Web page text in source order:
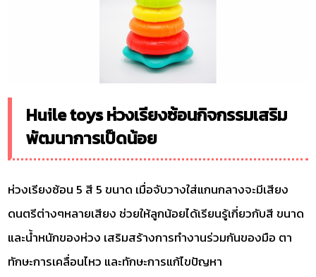
Huile toys ห่วงเรียงซ้อนกิจกรรมเสริม
พัฒนาการเป็ดน้อย
ห่วงเรียงซ้อน 5 สี 5 ขนาด เมื่อจับวางใส่แกนกลางจะมีเสียง
ดนตรีต่างๆหลายเสียง ช่วยให้ลูกน้อยได้เรียนรู้เกี่ยวกับสี ขนาด
และน้ำหนักของห่วง เสริมสร้างการทำงานร่วมกันของมือ ตา
ทักษะการเคลื่อนไหว และทักษะการแก้ไขปัญหา